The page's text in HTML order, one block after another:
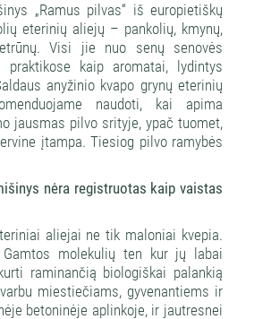
„Ramus pilvas“ iš europietiškų
eterinių aliejų – pankolių, kmynų,
Visi jie nuo senų senovės
praktikose kaip aromatai, lydintys
anyžinio kvapo grynų eterinių
naudoti, kai apima
jausmas pilvo srityje, ypač tuomet,
įtampa. Tiesiog pilvo ramybės
nėra registruotas kaip vaistas
aliejai ne tik maloniai kvepia.
molekulių ten kur jų labai
raminančią biologiškai palankią
miestiečiams, gyvenantiems ir
betoninėje aplinkoje, ir jautresnei